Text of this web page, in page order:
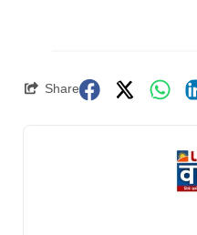
Share